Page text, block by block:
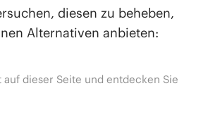
diesen zu beheben,
Alternativen anbieten:
auf dieser Seite und entdecken Sie